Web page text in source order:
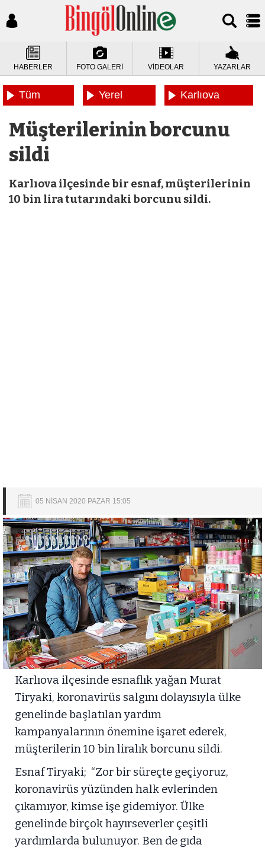
HABERLER FOTO GALERİ VİDEOLAR YAZARLAR
Tüm
Yerel
Karlıova
Müşterilerinin borcunu
sildi
Karlıova ilçesinde bir esnaf, müşterilerinin
10 bin lira tutarındaki borcunu sildi.
05 NİSAN 2020 PAZAR 15:05
Karlıova ilçesinde esnaflık yağan Murat
Tiryaki, koronavirüs salgını dolayısıyla ülke
genelinde başlatılan yardım
kampanyalarının önemine işaret ederek,
müşterilerin 10 bin liralık borcunu sildi.
Esnaf Tiryaki; “Zor bir süreçte geçiyoruz,
koronavirüs yüzünden halk evlerinden
çıkamıyor, kimse işe gidemiyor. Ülke
genelinde birçok hayırseverler çeşitli
yardımlarda bulunuyor. Ben de gıda